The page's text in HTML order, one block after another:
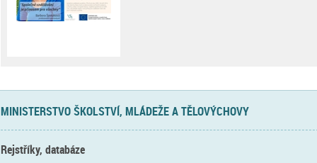
MINISTERSTVO ŠKOLSTVÍ, MLÁDEŽE A TĚLOVÝCHOVY
Rejstříky, databáze